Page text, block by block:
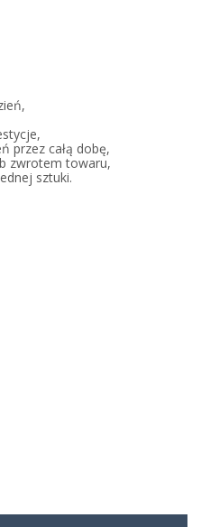
przez całą dobę,
zwrotem towaru,
sztuki.